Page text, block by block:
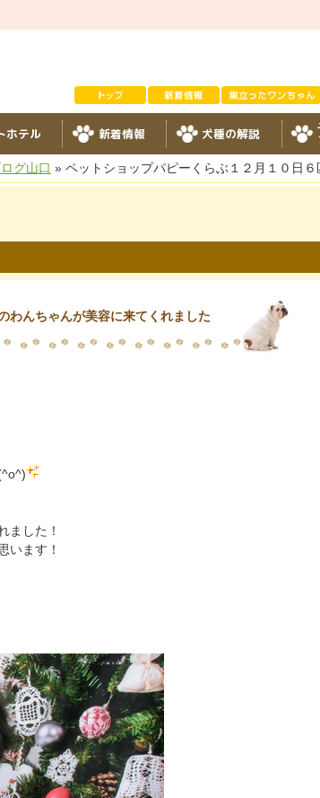
ホテル 新着情報 犬種の解説
グ山口 » ペットショップパピーくらぶ１２月１０日
わんちゃんが美容に来てくれました
ました！
います！